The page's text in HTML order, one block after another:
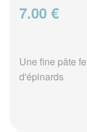
7.00 €
Une fine pâte
d'épinards